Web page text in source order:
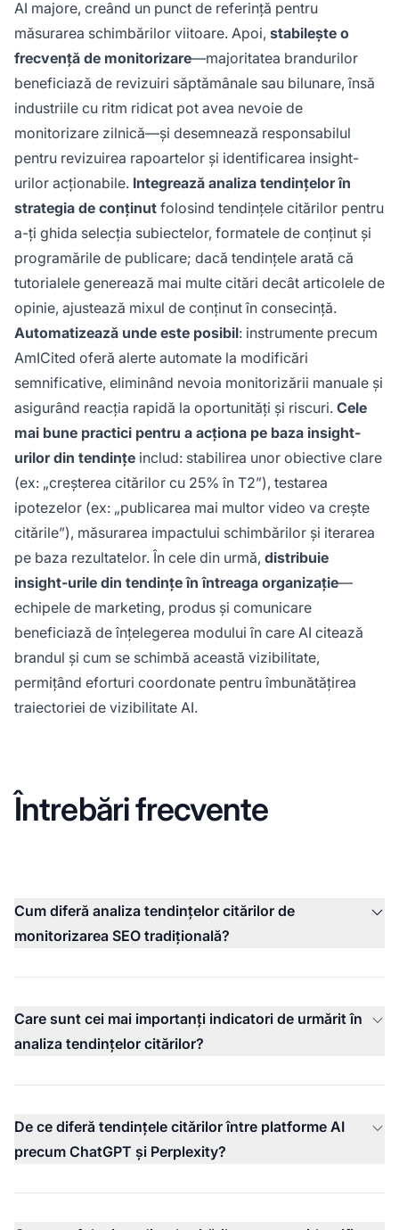
AI majore, creând un punct de referință pentru
măsurarea schimbărilor viitoare. Apoi, stabilește o
frecvență de monitorizare—majoritatea brandurilor
beneficiază de revizuiri săptămânale sau bilunare, însă
industriile cu ritm ridicat pot avea nevoie de
monitorizare zilnică—și desemnează responsabilul
pentru revizuirea rapoartelor și identificarea insight-
urilor acționabile. Integrează analiza tendințelor în
strategia de conținut folosind tendințele citărilor pentru
a-ți ghida selecția subiectelor, formatele de conținut și
programările de publicare; dacă tendințele arată că
tutorialele generează mai multe citări decât articolele de
opinie, ajustează mixul de conținut în consecință.
Automatizează unde este posibil: instrumente precum
AmICited oferă alerte automate la modificări
semnificative, eliminând nevoia monitorizării manuale și
asigurând reacția rapidă la oportunități și riscuri. Cele
mai bune practici pentru a acționa pe baza insight-
urilor din tendințe includ: stabilirea unor obiective clare
(ex: „creșterea citărilor cu 25% în T2”), testarea
ipotezelor (ex: „publicarea mai multor video va crește
citările”), măsurarea impactului schimbărilor și iterarea
pe baza rezultatelor. În cele din urmă, distribuie
insight-urile din tendințe în întreaga organizație—
echipele de marketing, produs și comunicare
beneficiază de înțelegerea modului în care AI citează
brandul și cum se schimbă această vizibilitate,
permițând eforturi coordonate pentru îmbunătățirea
traiectoriei de vizibilitate AI.
Întrebări frecvente
Cum diferă analiza tendințelor citărilor de
monitorizarea SEO tradițională?
Care sunt cei mai importanți indicatori de urmărit în
analiza tendințelor citărilor?
De ce diferă tendințele citărilor între platforme AI
precum ChatGPT și Perplexity?